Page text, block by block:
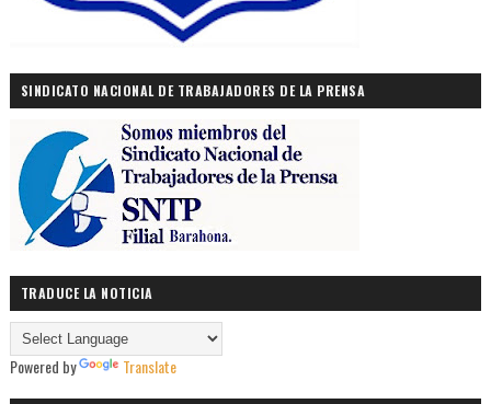
SINDICATO NACIONAL DE TRABAJADORES DE LA PRENSA
TRADUCE LA NOTICIA
Powered by Translate